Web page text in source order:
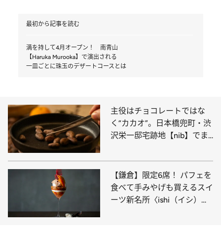
最初から記事を読む
満を持して4月オープン！ 南青山
【Haruka Murooka】で演出される
一皿ごとに珠玉のデザートコースとは
主役はチョコレートではな
く“カカオ”。日本橋兜町・渋
沢栄一邸宅跡地【nib】でま
【鎌倉】限定6席！ パフェを
食べて手みやげも買えるスイ
ーツ新名所〈ishi（イシ）〉